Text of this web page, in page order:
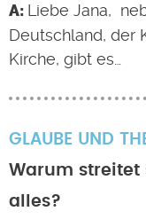
Liebe Jana,
Deutschland, der
Kirche, gibt es…
GLAUBE UND
Warum streitet
alles?